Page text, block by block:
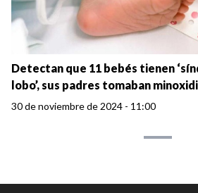
Detectan que 11 bebés tienen
lobo’, sus padres tomaban
30 de noviembre de 2024 - 11:00